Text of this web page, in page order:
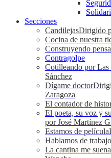
Secciones
CandilejasDirigido
Cocina de nuestra
Construyendo
Contragolpe
Cotilleando por Las
Sánchez
Dígame doctor
Zaragoza
El contador de
El poeta, su voz y
por José Martínez
Estamos de película
Hablamos de trabajo
La cantina me suena